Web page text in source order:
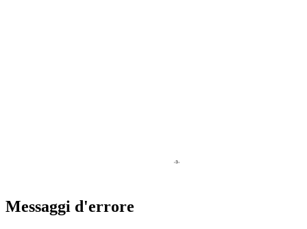
Messaggi d'errore